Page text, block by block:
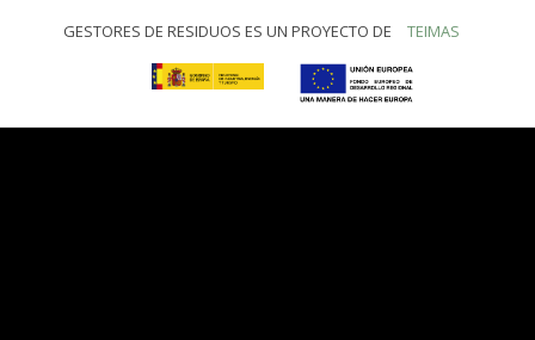
GESTORES DE RESIDUOS ES UN PROYECTO DE TEIMAS